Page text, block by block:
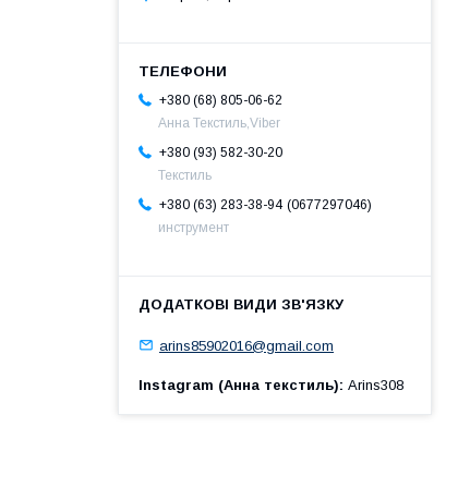
+380 (68) 805-06-62
Анна Текстиль,Viber
+380 (93) 582-30-20
Текстиль
+380 (63) 283-38-94 0677297046
инструмент
arins85902016@gmail.com
Instagram (Анна текстиль) Arins308